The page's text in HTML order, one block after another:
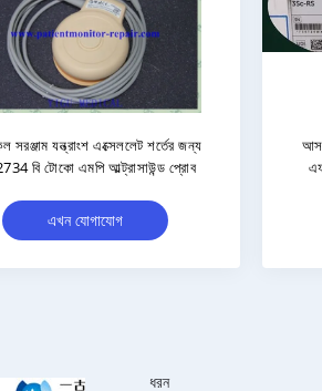
ভ্রূণ মনিটর এম২৭৩৬এ অ্যাভালন
এফএম২০/৩০ টোকো আল্ট্রাসাউন্ড প্রোব ৯০
এখন যোগাযোগ
ধরন